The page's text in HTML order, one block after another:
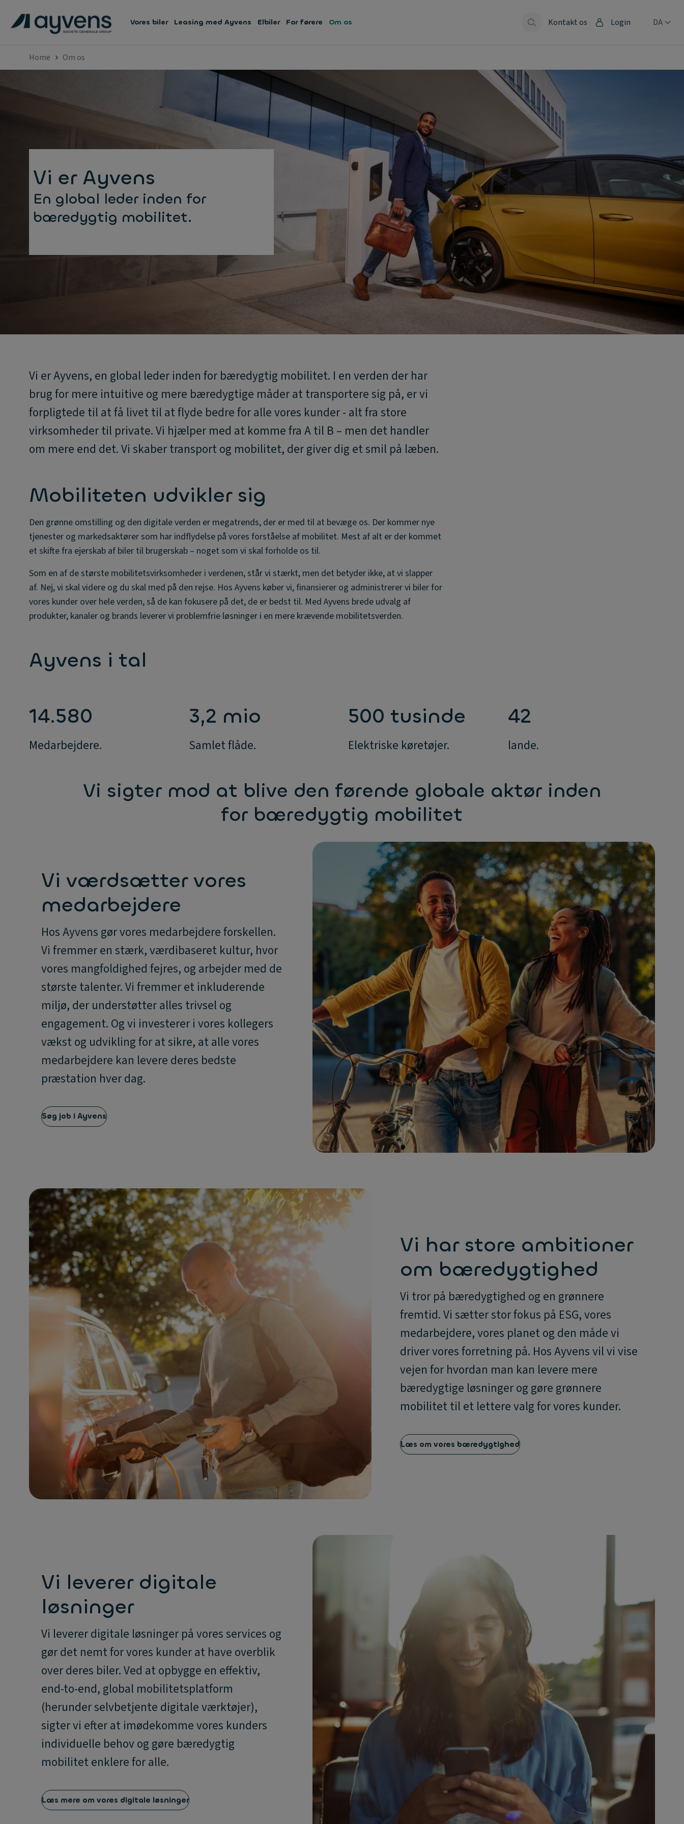
Vores biler Leasing med Ayvens Elbiler For førere Om os Kontakt os Login DA
Home Om os
Vi er Ayvens
En global leder inden for
bæredygtig mobilitet.
Vi er Ayvens, en global leder inden for bæredygtig mobilitet. I en verden der har
brug for mere intuitive og mere bæredygtige måder at transportere sig på, er vi
forpligtede til at få livet til at flyde bedre for alle vores kunder - alt fra store
virksomheder til private. Vi hjælper med at komme fra A til B – men det handler
om mere end det. Vi skaber transport og mobilitet, der giver dig et smil på læben.
Mobiliteten udvikler sig
Den grønne omstilling og den digitale verden er megatrends, der er med til at bevæge os. Der kommer nye
tjenester og markedsaktører som har indflydelse på vores forståelse af mobilitet. Mest af alt er der kommet
et skifte fra ejerskab af biler til brugerskab – noget som vi skal forholde os til.
Som en af de største mobilitetsvirksomheder i verdenen, står vi stærkt, men det betyder ikke, at vi slapper
af. Nej, vi skal videre og du skal med på den rejse. Hos Ayvens køber vi, finansierer og administrerer vi biler for
vores kunder over hele verden, så de kan fokusere på det, de er bedst til. Med Ayvens brede udvalg af
produkter, kanaler og brands leverer vi problemfrie løsninger i en mere krævende mobilitetsverden.
Ayvens i tal
14.580
Medarbejdere.
3,2 mio
Samlet flåde.
500 tusinde
Elektriske køretøjer.
42
lande.
Vi sigter mod at blive den førende globale aktør inden
for bæredygtig mobilitet
Vi værdsætter vores
medarbejdere
Hos Ayvens gør vores medarbejdere forskellen.
Vi fremmer en stærk, værdibaseret kultur, hvor
vores mangfoldighed fejres, og arbejder med de
største talenter. Vi fremmer et inkluderende
miljø, der understøtter alles trivsel og
engagement. Og vi investerer i vores kollegers
vækst og udvikling for at sikre, at alle vores
medarbejdere kan levere deres bedste
præstation hver dag.
Søg job i Ayvens
Vi har store ambitioner
om bæredygtighed
Vi tror på bæredygtighed og en grønnere
fremtid. Vi sætter stor fokus på ESG, vores
medarbejdere, vores planet og den måde vi
driver vores forretning på. Hos Ayvens vil vi vise
vejen for hvordan man kan levere mere
bæredygtige løsninger og gøre grønnere
mobilitet til et lettere valg for vores kunder.
Læs om vores bæredygtighed
Vi leverer digitale
løsninger
Vi leverer digitale løsninger på vores services og
gør det nemt for vores kunder at have overblik
over deres biler. Ved at opbygge en effektiv,
end-to-end, global mobilitetsplatform
(herunder selvbetjente digitale værktøjer),
sigter vi efter at imødekomme vores kunders
individuelle behov og gøre bæredygtig
mobilitet enklere for alle.
Læs mere om vores digitale løsninger